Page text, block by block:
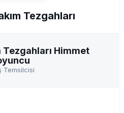
Tezgahları
Tezgahları Himmet
Temsilcisi